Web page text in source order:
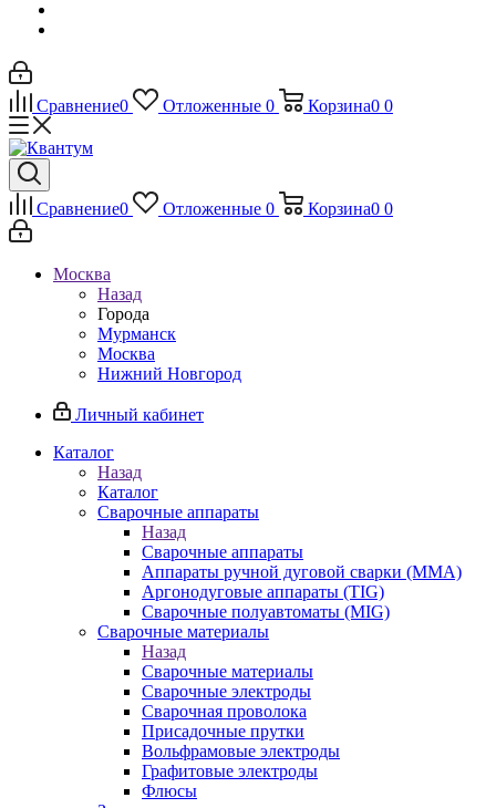
Сравнение0 Отложенные 0 Корзина0 0
Сравнение0 Отложенные 0 Корзина0 0
Москва
Назад
Города
Мурманск
Москва
Нижний Новгород
Личный кабинет
Каталог
Назад
Каталог
Сварочные аппараты
Назад
Сварочные аппараты
Аппараты ручной дуговой сварки (MMA)
Аргонодуговые аппараты (TIG)
Сварочные полуавтоматы (MIG)
Сварочные материалы
Назад
Сварочные материалы
Сварочные электроды
Сварочная проволока
Присадочные прутки
Вольфрамовые электроды
Графитовые электроды
Флюсы